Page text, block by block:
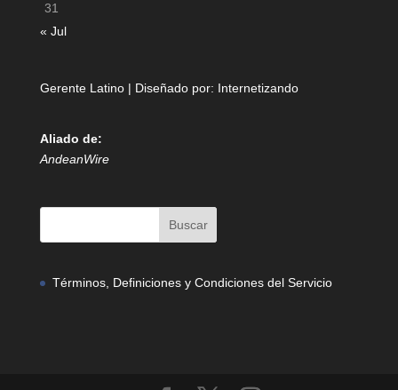
31
« Jul
Gerente Latino | Diseñado por: Internetizando
Aliado de:
AndeanWire
Términos, Definiciones y Condiciones del Servicio